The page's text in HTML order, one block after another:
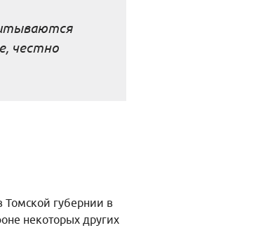
честно
губернии в
некоторых других